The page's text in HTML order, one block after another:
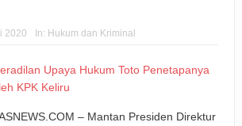
2020 In: Hukum dan Kriminal
– Mantan Presiden Direktur